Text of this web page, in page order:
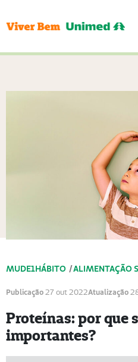
MUDE1HÁBITO /ALIMENTAÇÃO
Publicação27 out 2022Atualização
Proteínas: por que
importantes?